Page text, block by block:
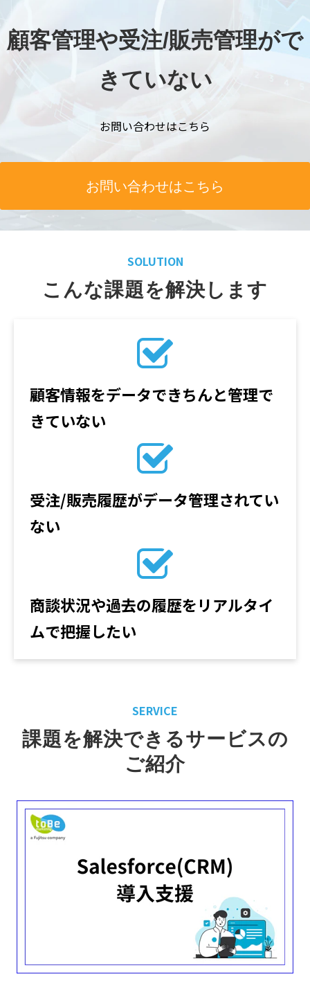
顧客管理や受注/販売管理がで
きていない
お問い合わせはこちら
お問い合わせはこちら
SOLUTION
こんな課題を解決します
顧客情報をデータできちんと管理で
きていない
受注/販売履歴がデータ管理されてい
ない
商談状況や過去の履歴をリアルタイ
ムで把握したい
SERVICE
課題を解決できるサービスの
ご紹介